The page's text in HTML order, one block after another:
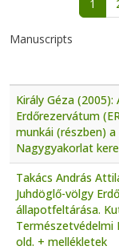
1
Manuscripts
Király Géza
Erdőrezervátum
munkái (részben)
Nagygyakorlat
Takács András
Juhdöglő-völgy
állapotfeltárása.
Természetvédelmi
old. + mellékletek